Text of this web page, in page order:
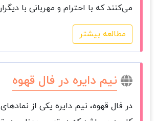
می‌کنند که با احترام و مهربانی با
مطالعه بیشتر
نیم دایره در فال قهوه
در فال قهوه، نیم دایره یکی از